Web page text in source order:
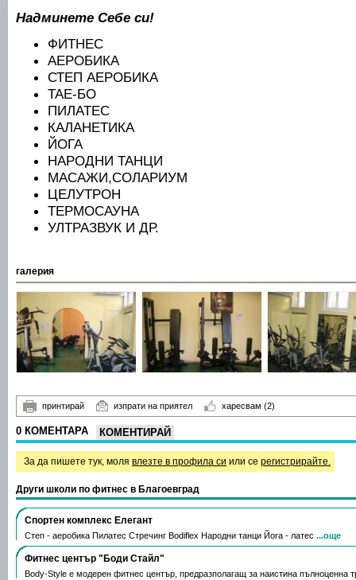
Надминете Себе си!
ФИТНЕС
АЕРОБИКА
СТЕП АЕРОБИКА
ТАЕ-БО
ПИЛАТЕС
КАЛАНЕТИКА
ЙОГА
НАРОДНИ ТАНЦИ
МАСАЖИ,СОЛАРИУМ
ЦЕЛУТРОН
ТЕРМОСАУНА
УЛТРАЗВУК И ДР.
галерия
принтирай изпрати на приятел харесвам (2)
0 КОМЕНТАРА КОМЕНТИРАЙ
За да пишете тук, моля влезте в профила си или се регистрирайте.
Други школи по фитнес в Благоевград
Спортен комплекс Елегант
Степ - аеробика Пилатес Стречинг Bodiflex Народни танци Йога - латес ...още
Фитнес център "Боди Стайл"
Bоdy-Style е модерен фитнес център, предразполагащ за наистина пълноценна